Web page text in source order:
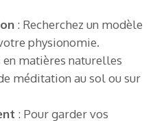
: Recherchez un modèle
physionomie.
en matières naturelles
méditation au sol ou sur
: Pour garder vos